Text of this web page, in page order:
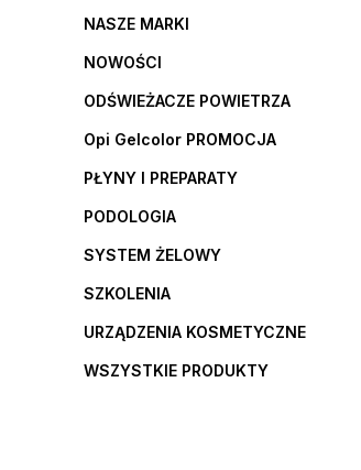
NASZE MARKI
NOWOŚCI
ODŚWIEŻACZE POWIETRZA
Opi Gelcolor PROMOCJA
PŁYNY I PREPARATY
PODOLOGIA
SYSTEM ŻELOWY
SZKOLENIA
URZĄDZENIA KOSMETYCZNE
WSZYSTKIE PRODUKTY